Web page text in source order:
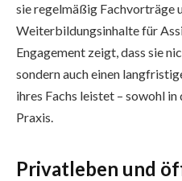
sie regelmäßig Fachvorträge
Weiterbildungsinhalte für
Engagement zeigt, dass sie
sondern auch einen
ihres Fachs leistet – sowohl
Praxis.
Privatleben und